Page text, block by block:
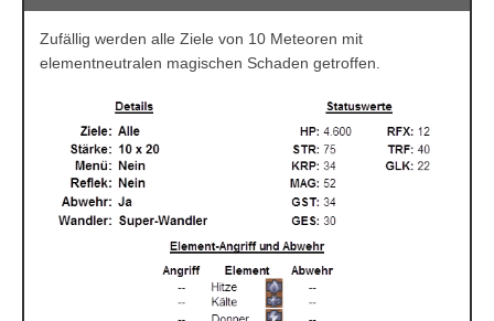
Zufällig werden alle Ziele von 10 Meteoren mit
elementneutralen magischen Schaden getroffen.